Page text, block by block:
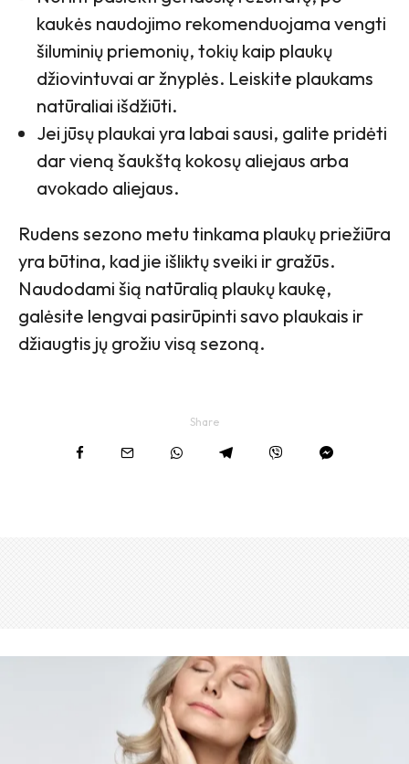
kaukės naudojimo rekomenduojama vengti
šiluminių priemonių, tokių kaip plaukų
džiovintuvai ar žnyplės. Leiskite plaukams
natūraliai išdžiūti.
Jei jūsų plaukai yra labai sausi, galite pridėti
dar vieną šaukštą kokosų aliejaus arba
avokado aliejaus.
Rudens sezono metu tinkama plaukų priežiūra
yra būtina, kad jie išliktų sveiki ir gražūs.
Naudodami šią natūralią plaukų kaukę,
galėsite lengvai pasirūpinti savo plaukais ir
džiaugtis jų grožiu visą sezoną.
Share